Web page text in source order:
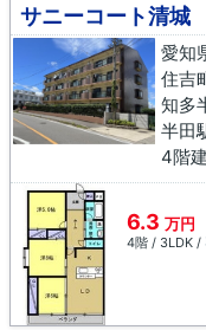
サニーコート清城
愛知
住吉
知多
半田
4階
6.3 万円
4階 / 3LDK /